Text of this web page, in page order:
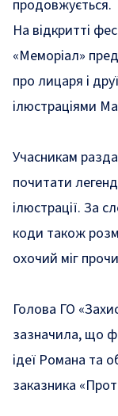
продовжується.
На відкритті
«Меморіал»
про лицаря і
ілюстраціями
Учасникам
почитати
ілюстрації. За
коди також
охочий міг
Голова ГО
зазначила, що
ідеї Романа та
заказника